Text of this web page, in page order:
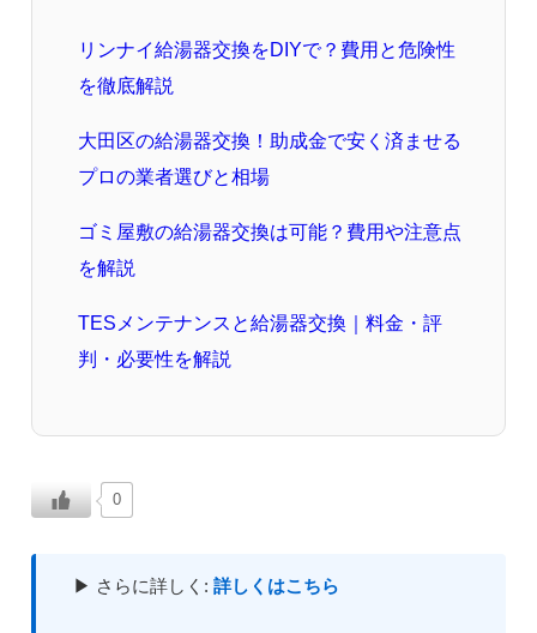
リンナイ給湯器交換をDIYで？費用と危険性
を徹底解説
大田区の給湯器交換！助成金で安く済ませる
プロの業者選びと相場
ゴミ屋敷の給湯器交換は可能？費用や注意点
を解説
TESメンテナンスと給湯器交換｜料金・評
判・必要性を解説
0
▶ さらに詳しく: 詳しくはこちら